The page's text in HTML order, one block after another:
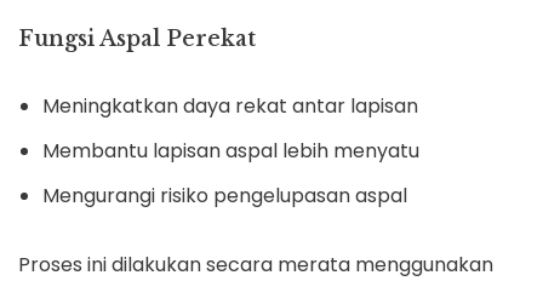
Fungsi Aspal Perekat
Meningkatkan daya rekat antar lapisan
Membantu lapisan aspal lebih menyatu
Mengurangi risiko pengelupasan aspal
Proses ini dilakukan secara merata menggunakan